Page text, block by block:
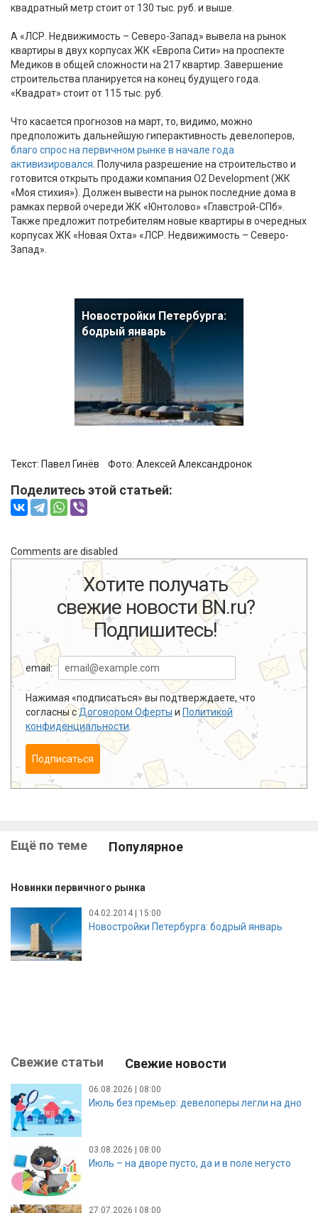
квадратный метр стоит от 130 тыс. руб. и выше.
А «ЛСР. Недвижимость – Северо-Запад» вывела на рынок
квартиры в двух корпусах ЖК «Европа Сити» на проспекте
Медиков в общей сложности на 217 квартир. Завершение
строительства планируется на конец будущего года.
«Квадрат» стоит от 115 тыс. руб.
Что касается прогнозов на март, то, видимо, можно
предположить дальнейшую гиперактивность девелоперов,
благо спрос на первичном рынке в начале года
активизировался . Получила разрешение на строительство и
готовится открыть продажи компания O2 Development (ЖК
«Моя стихия»). Должен вывести на рынок последние дома в
рамках первой очереди ЖК «Юнтолово» «Главстрой-СПб».
Также предложит потребителям новые квартиры в очередных
корпусах ЖК «Новая Охта» «ЛСР. Недвижимость – Северо-
Запад».
Новостройки Петербурга:
бодрый январь
Текст: Павел Гинёв Фото: Алексей Александронок
Поделитесь этой статьей:
Comments are disabled
Хотите получать
свежие новости BN.ru?
Подпишитесь!
email:
Нажимая «подписаться» вы подтверждаете, что
согласны сДоговором Оферты и Политикой
конфиденциальности
Подписаться
Ещё по теме Популярное
Новинки первичного рынка
04.02.2014 | 15:00
Новостройки Петербурга: бодрый январь
Свежие статьи Свежие новости
06.08.2026 | 08:00
Июль без премьер: девелоперы легли на дно
03.08.2026 | 08:00
Июль – на дворе пусто, да и в поле негусто
27.07.2026 | 08:00